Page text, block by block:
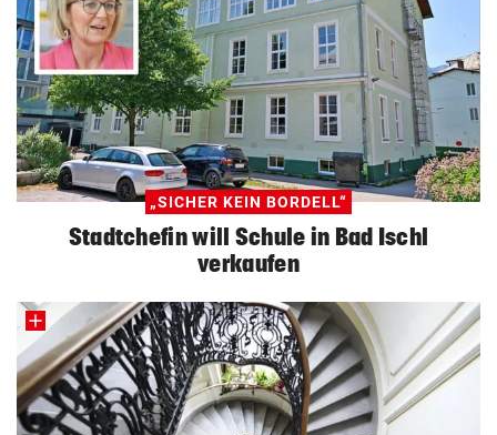
„SICHER KEIN BORDELL“
Stadtchefin will Schule in Bad Ischl
verkaufen